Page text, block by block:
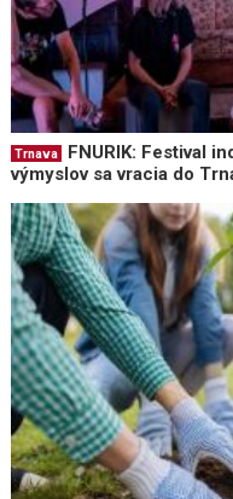
Trnava
FNURIK: Festival
výmyslov sa vracia do